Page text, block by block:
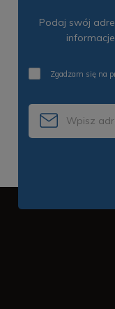
Podaj swój
Zgadzam się na